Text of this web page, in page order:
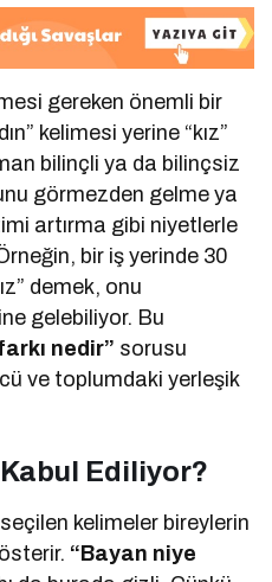
gereken önemli bir
kelimesi yerine “kız”
bilinçli ya da bilinçsiz
görmezden gelme ya
artırma gibi niyetlerle
bir iş yerinde 30
demek, onu
gelebiliyor. Bu
nedir” sorusu
ve toplumdaki yerleşik
Ediliyor?
kelimeler bireylerin
“Bayan niye